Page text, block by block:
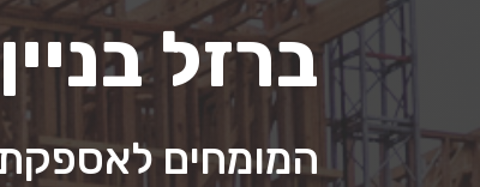
ברזל
המומחים